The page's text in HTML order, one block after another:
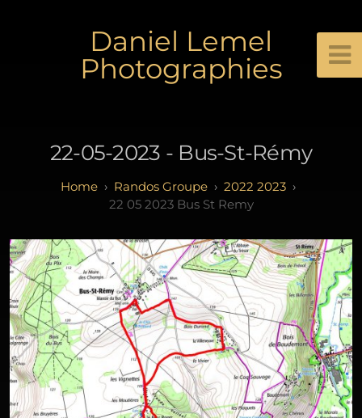
Daniel Lemel
Photographies
22-05-2023 - Bus-St-Rémy
Randos Groupe
2022 2023
22 05 2023 Bus St Remy